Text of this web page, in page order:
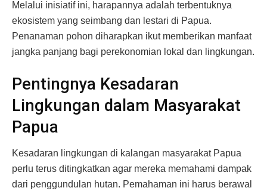
Melalui inisiatif ini, harapannya adalah terbentuknya
ekosistem yang seimbang dan lestari di Papua.
Penanaman pohon diharapkan ikut memberikan manfaat
jangka panjang bagi perekonomian lokal dan lingkungan.
Pentingnya Kesadaran
Lingkungan dalam Masyarakat
Papua
Kesadaran lingkungan di kalangan masyarakat Papua
perlu terus ditingkatkan agar mereka memahami dampak
dari penggundulan hutan. Pemahaman ini harus berawal